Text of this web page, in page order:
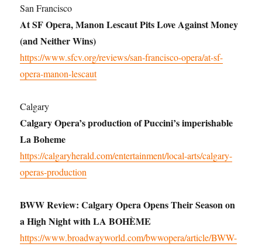
San Francisco
At SF Opera, Manon Lescaut Pits Love Against Money
(and Neither Wins)
https://www.sfcv.org/reviews/san-francisco-opera/at-sf-
opera-manon-lescaut
Calgary
Calgary Opera’s production of Puccini’s imperishable
La Boheme
https://calgaryherald.com/entertainment/local-arts/calgary-
operas-production
BWW Review: Calgary Opera Opens Their Season on
a High Night with LA BOHÈME
https://www.broadwayworld.com/bwwopera/article/BWW-